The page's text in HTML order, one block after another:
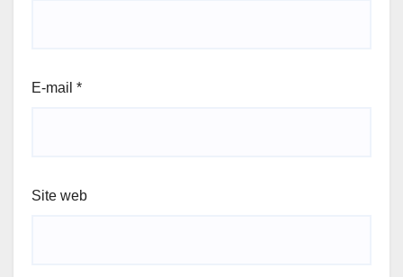
E-mail *
Site web